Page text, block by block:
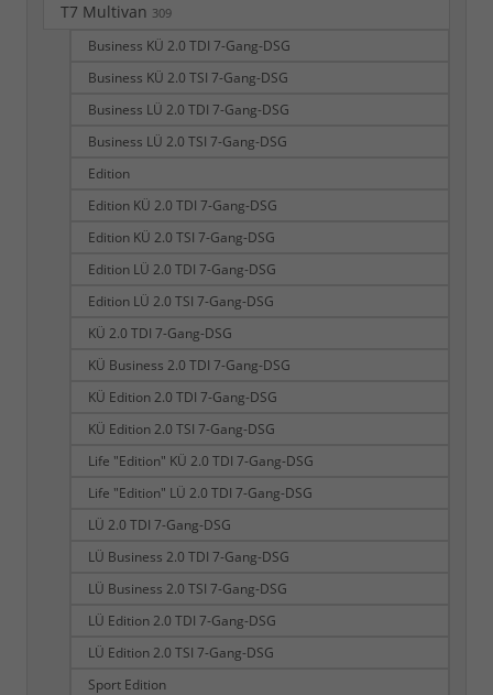
T7 Multivan 309
Business KÜ 2.0 TDI 7-Gang-DSG
Business KÜ 2.0 TSI 7-Gang-DSG
Business LÜ 2.0 TDI 7-Gang-DSG
Business LÜ 2.0 TSI 7-Gang-DSG
Edition
Edition KÜ 2.0 TDI 7-Gang-DSG
Edition KÜ 2.0 TSI 7-Gang-DSG
Edition LÜ 2.0 TDI 7-Gang-DSG
Edition LÜ 2.0 TSI 7-Gang-DSG
KÜ 2.0 TDI 7-Gang-DSG
KÜ Business 2.0 TDI 7-Gang-DSG
KÜ Edition 2.0 TDI 7-Gang-DSG
KÜ Edition 2.0 TSI 7-Gang-DSG
Life "Edition" KÜ 2.0 TDI 7-Gang-DSG
Life "Edition" LÜ 2.0 TDI 7-Gang-DSG
LÜ 2.0 TDI 7-Gang-DSG
LÜ Business 2.0 TDI 7-Gang-DSG
LÜ Business 2.0 TSI 7-Gang-DSG
LÜ Edition 2.0 TDI 7-Gang-DSG
LÜ Edition 2.0 TSI 7-Gang-DSG
Sport Edition